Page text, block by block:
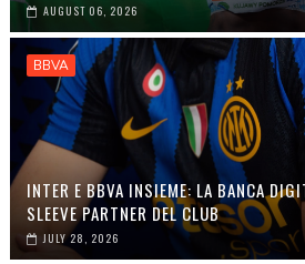
AUGUST 06, 2026
BBVA
INTER E BBVA INSIEME: LA BANCA
SLEEVE PARTNER DEL CLUB
JULY 28, 2026